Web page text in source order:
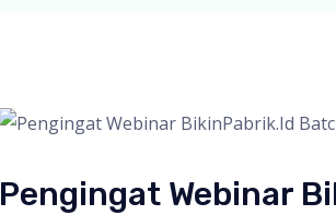
Pengingat Webinar